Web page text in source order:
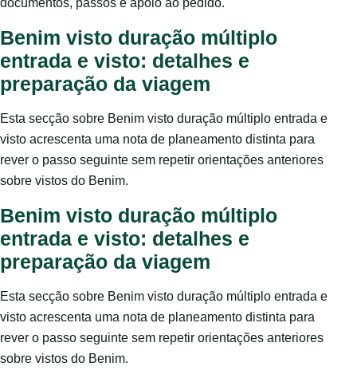
documentos, passos e apoio ao pedido.
Benim visto duração múltiplo
entrada e visto: detalhes e
preparação da viagem
Esta secção sobre Benim visto duração múltiplo entrada e
visto acrescenta uma nota de planeamento distinta para
rever o passo seguinte sem repetir orientações anteriores
sobre vistos do Benim.
Benim visto duração múltiplo
entrada e visto: detalhes e
preparação da viagem
Esta secção sobre Benim visto duração múltiplo entrada e
visto acrescenta uma nota de planeamento distinta para
rever o passo seguinte sem repetir orientações anteriores
sobre vistos do Benim.